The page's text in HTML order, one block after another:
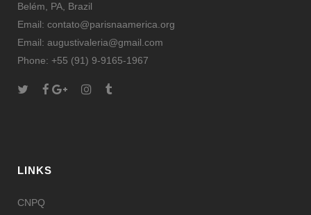
Belém, PA, Brazil
Email: contato@parisnaamerica.org
Email: augustivaleria@gmail.com
Phone: +55 (91) 9-9165-1967
LINKS
CNPQ